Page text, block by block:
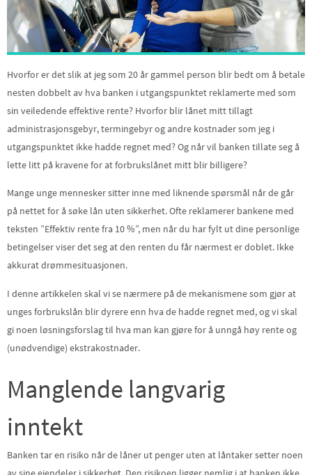
Hvorfor er det slik at jeg som 20 år gammel person blir bedt om å betale
nesten dobbelt av hva banken i utgangspunktet reklamerte med som
sin veiledende effektive rente? Hvorfor blir lånet mitt tillagt
administrasjonsgebyr, termingebyr og andre kostnader som jeg i
utgangspunktet ikke hadde regnet med? Og når vil banken tillate seg å
lette litt på kravene for at forbrukslånet mitt blir billigere?
Mange unge mennesker sitter inne med liknende spørsmål når de går
på nettet for å søke lån uten sikkerhet. Ofte reklamerer bankene med
teksten ”Effektiv rente fra 10 %”, men når du har fylt ut dine personlige
betingelser viser det seg at den renten du får nærmest er doblet. Ikke
akkurat drømmesituasjonen.
I denne artikkelen skal vi se nærmere på de mekanismene som gjør at
unges forbrukslån blir dyrere enn hva de hadde regnet med, og vi skal
gi noen løsningsforslag til hva man kan gjøre for å unngå høy rente og
(unødvendige) ekstrakostnader.
Manglende langvarig
inntekt
Banken tar en risiko når de låner ut penger uten at låntaker setter noen